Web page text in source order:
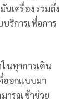
นเครื่อง รวมถึง
ริการเพื่อการ
นทุกการเดิน
ออกแบบมา
ารถเข้าช่วย